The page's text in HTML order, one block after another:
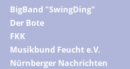
BigBand "SwingDing"
Der Bote
FKK
Musikbund Feucht e.V.
Nürnberger Nachrichten